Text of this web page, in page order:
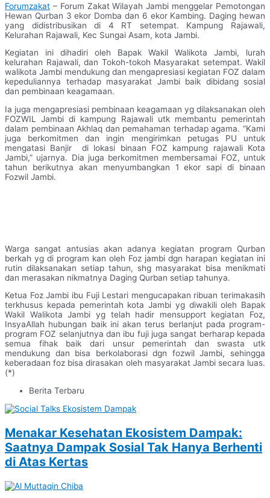
Forumzakat – Forum Zakat Wilayah Jambi menggelar Pemotongan
Hewan Qurban 3 ekor Domba dan 6 ekor Kambing. Daging hewan
yang didistribusikan di 4 RT setempat. Kampung Rajawali,
Kelurahan Rajawali, Kec Sungai Asam, kota Jambi.
Kegiatan ini dihadiri oleh Bapak Wakil Walikota Jambi, lurah
kelurahan Rajawali, dan Tokoh-tokoh Masyarakat setempat. Wakil
walikota Jambi mendukung dan mengapresiasi kegiatan FOZ dalam
kepeduliannya terhadap masyarakat Jambi baik dibidang sosial
dan pembinaan keagamaan.
Ia juga mengapresiasi pembinaan keagamaan yg dilaksanakan oleh
FOZWIL Jambi di kampung Rajawali utk membantu pemerintah
dalam pembinaan Akhlaq dan pemahaman terhadap agama. “Kami
juga berkomitmen dan ingin mengirimkan petugas PU untuk
mengatasi Banjir di lokasi binaan FOZ kampung rajawali Kota
Jambi,” ujarnya. Dia juga berkomitmen membersamai FOZ, untuk
tahun berikutnya akan menyumbangkan 1 ekor sapi di binaan
Fozwil Jambi.
Warga sangat antusias akan adanya kegiatan program Qurban
berkah yg di program kan oleh Foz jambi dgn harapan kegiatan ini
rutin dilaksanakan setiap tahun, shg masyarakat bisa menikmati
dan merasakan nikmatnya Daging Qurban setiap tahunya.
Ketua Foz Jambi ibu Fuji Lestari mengucapakan ribuan terimakasih
terkhusus kepada pemerintah kota Jambi yg diwakili oleh Bapak
Wakil Walikota Jambi yg telah hadir mensupport kegiatan Foz,
InsyaAllah hubungan baik ini akan terus berlanjut pada program-
program FOZ selanjutnya dan ibu fuji juga sangat berharap kepada
semua fihak baik dari unsur pemerintah dan swasta utk
mendukung dan bisa berkolaborasi dgn fozwil Jambi, sehingga
keberadaan foz bisa dirasakan oleh masyarakat Jambi secara luas.
(*)
Berita Terbaru
Menakar Kesehatan Ekosistem Dampak:
Saatnya Dampak Sosial Tak Hanya Berhenti
di Atas Kertas